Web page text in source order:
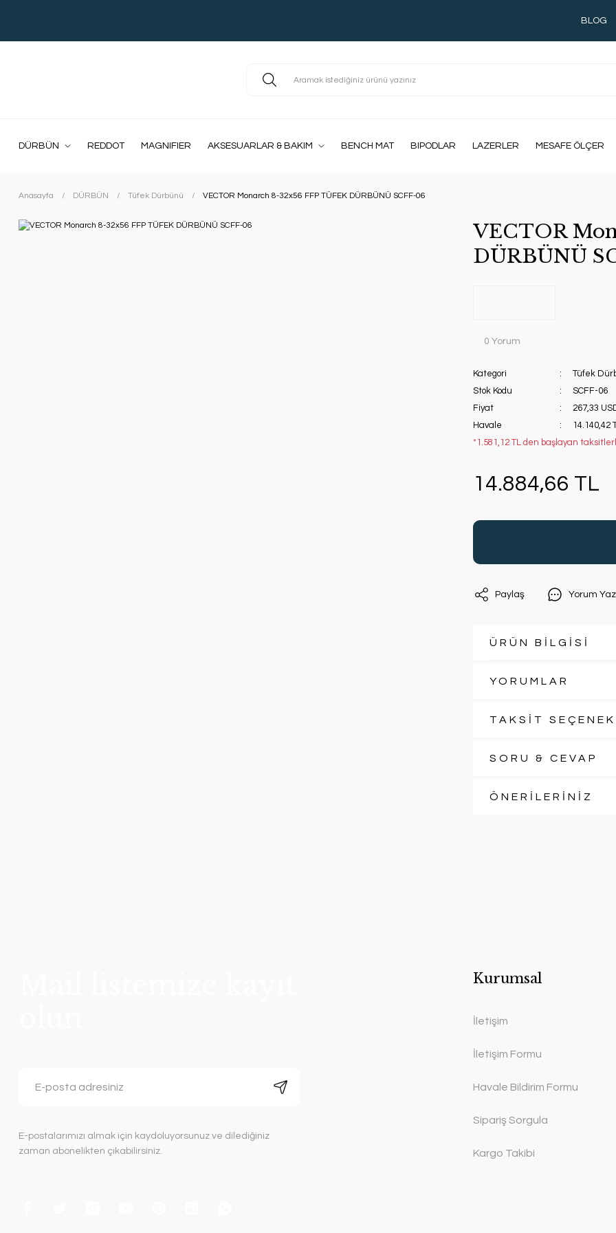
BLOG
DÜRBÜN REDDOT MAGNIFIER AKSESUARLAR & BAKIM BENCH MAT BIPODLAR LAZERLER MESAFE ÖLÇER
Anasayfa DÜRBÜN Tüfek Dürbünü VECTOR Monarch 8-32x56 FFP TÜFEK DÜRBÜNÜ SCFF-06
VECTOR
DÜRBÜNÜ
0 Yorum
Kategori
Tüfek
Stok Kodu
SCFF-06
Fiyat
267,33
Havale
14.140,42
*1.581,12 TL den başlayan
14.884,66 TL
Paylaş Yorum Yaz
ÜRÜN BİLGİSİ
YORUMLAR
TAKSİT
SORU & CEVAP
ÖNERİLERİNİZ
E-postalarımızı almak için kaydoluyorsunuz ve dilediğiniz
zaman abonelikten çıkabilirsiniz.
Kurumsal
İletişim
İletişim Formu
Havale Bildirim Formu
Sipariş Sorgula
Kargo Takibi